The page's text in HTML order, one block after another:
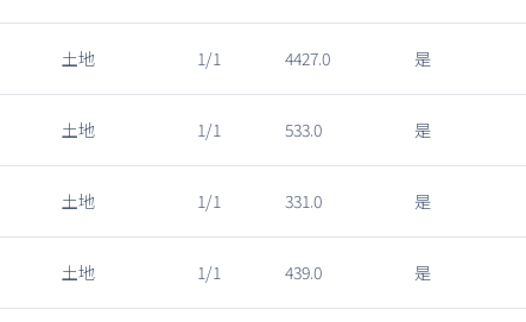
土地 1/1 4427.0 是
土地 1/1 533.0 是
土地 1/1 331.0 是
土地 1/1 439.0 是